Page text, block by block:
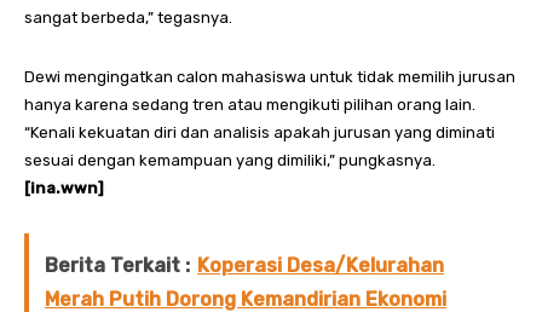
sangat berbeda,” tegasnya.
Dewi mengingatkan calon mahasiswa untuk tidak memilih jurusan
hanya karena sedang tren atau mengikuti pilihan orang lain.
“Kenali kekuatan diri dan analisis apakah jurusan yang diminati
sesuai dengan kemampuan yang dimiliki,” pungkasnya.
[ina.wwn]
Berita Terkait : Koperasi Desa/Kelurahan
Merah Putih Dorong Kemandirian Ekonomi